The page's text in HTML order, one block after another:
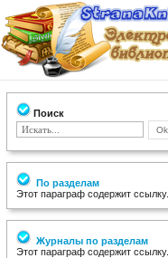
Поиск
По разделам
Этот параграф содержит ссылку.
Журналы по разделам
Этот параграф содержит ссылку.